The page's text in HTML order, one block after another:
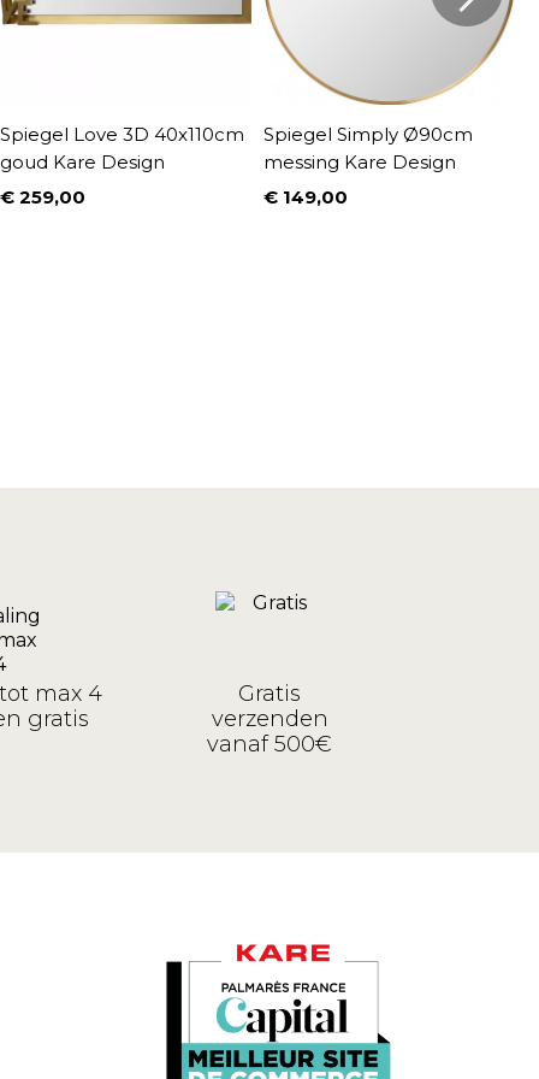
Spiegel Love 3D 40x110cm
goud Kare Design
Prijs
€ 259,00
Spiegel Simply Ø90cm
messing Kare Design
Prijs
€ 149,00
max 4
gratis
Gratis
verzenden
vanaf 500€